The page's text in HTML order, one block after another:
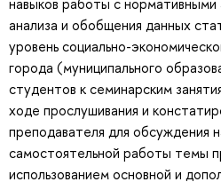
анализа и обобщения данных
уровень социально-
города (муниципального
студентов к семинарским
ходе прослушивания и
преподавателя для обсуждения
самостоятельной работы темы
использованием основной и